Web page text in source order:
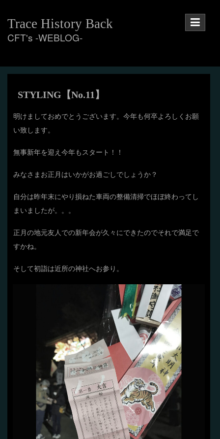
content
Trace History Back
CFT's -WEBLOG-
STYLING【No.11】
明けましておめでとうございます。今年も何卒よろしくお願
い致します。
無事新年を迎え今年もスタート！！
みなさまお正月はいかがお過ごしでしょうか？
自分は昨年末にやり損ねた車両の整備清掃でほぼ終わってし
まいましたが。。。
正月の地元友人での新年会が久々にできたのでそれで満足で
すかね。
そして初詣は近所の神社へお参り。